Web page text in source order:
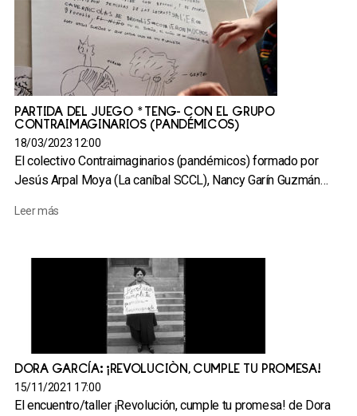
PARTIDA DEL JUEGO *TENG- CON EL GRUPO
CONTRAIMAGINARIOS (PANDÉMICOS)
18/03/2023 12:00
El colectivo Contraimaginarios (pandémicos) formado por
Jesús Arpal Moya (La caníbal SCCL), Nancy Garín Guzmán…
Leer más
DORA GARCÍA: ¡REVOLUCIÓN, CUMPLE TU PROMESA!
15/11/2021 17:00
El encuentro/taller ¡Revolución, cumple tu promesa! de Dora